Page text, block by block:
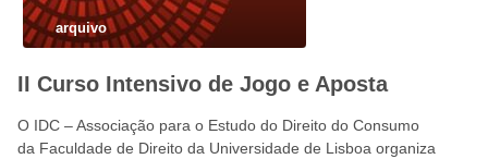
arquivo
II Curso Intensivo de Jogo e Aposta
O IDC – Associação para o Estudo do Direito do Consumo
da Faculdade de Direito da Universidade de Lisboa organiza